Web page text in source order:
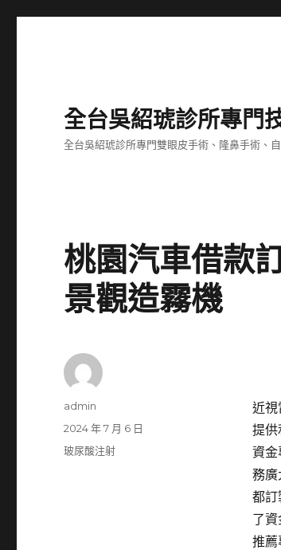
全台吳紹琥診所專門
全台吳紹琥診所專門雙眼皮手術、隆鼻手術、
桃園汽車借款
景觀造霧機
近視
提供
資金
務廣
都訂
了
推薦
作
admin
發
佈
2024 年 7 月 6 日
分
玻尿酸注射